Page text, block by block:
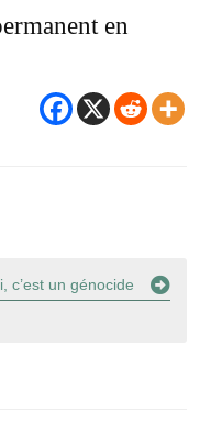
en
c’est un génocide